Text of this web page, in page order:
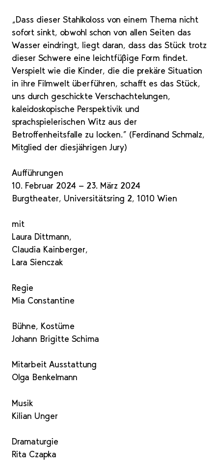
„Dass dieser Stahlkoloss von einem Thema nicht
sofort sinkt, obwohl schon von allen Seiten das
Wasser eindringt, liegt daran, dass das Stück trotz
dieser Schwere eine leichtfüßige Form findet.
Verspielt wie die Kinder, die die prekäre Situation
in ihre Filmwelt überführen, schafft es das Stück,
uns durch geschickte Verschachtelungen,
kaleidoskopische Perspektivik und
sprachspielerischen Witz aus der
Betroffenheitsfalle zu locken.“ (Ferdinand Schmalz,
Mitglied der diesjährigen Jury)
Aufführungen
10. Februar 2024 - 23. März 2024
Burgtheater, Universitätsring 2, 1010 Wien
mit
Laura Dittmann,
Claudia Kainberger,
Lara Sienczak
Regie
Mia Constantine
Bühne, Kostüme
Johann Brigitte Schima
Mitarbeit Ausstattung
Olga Benkelmann
Musik
Kilian Unger
Dramaturgie
Rita Czapka